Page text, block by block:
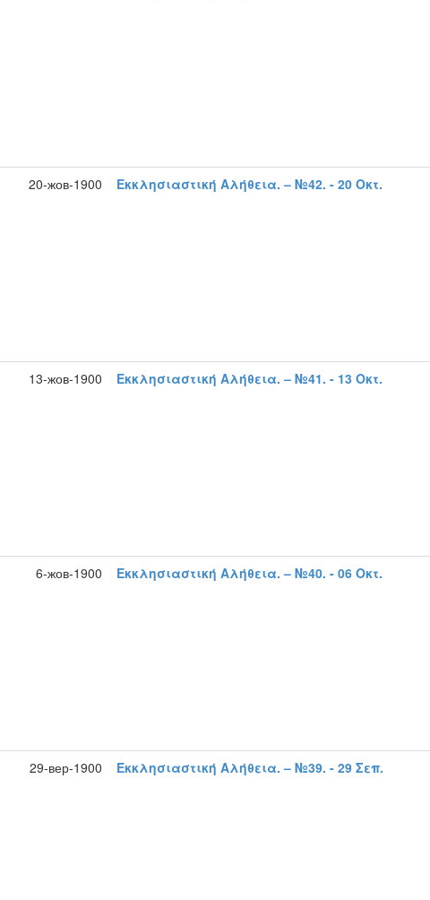
20-жов-1900 Εκκλησιαστική Αλήθεια. – №42. - 20 Οκτ.
13-жов-1900 Εκκλησιαστική Αλήθεια. – №41. - 13 Οκτ.
6-жов-1900 Εκκλησιαστική Αλήθεια. – №40. - 06 Οκτ.
29-вер-1900 Εκκλησιαστική Αλήθεια. – №39. - 29 Σεπ.